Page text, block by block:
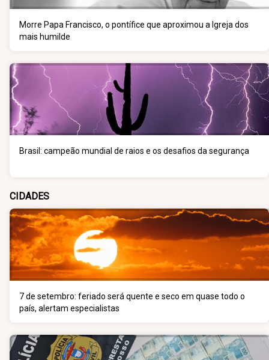
Morre Papa Francisco, o pontífice que aproximou a Igreja dos
mais humilde
Brasil: campeão mundial de raios e os desafios da segurança
CIDADES
7 de setembro: feriado será quente e seco em quase todo o
país, alertam especialistas